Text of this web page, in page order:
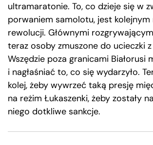
ultramaratonie. To, co dzieje się w
porwaniem samolotu, jest kolejnym
rewolucji. Głównymi
teraz osoby zmuszone do ucieczki
Wszędzie poza granicami Białorusi
i nagłaśniać to, co się wydarzyło.
kolej, żeby wywrzeć taką presję
na reżim Łukaszenki, żeby zostały
niego dotkliwe sankcje.